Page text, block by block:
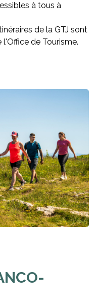
à tous à
de la GTJ sont
de Tourisme.